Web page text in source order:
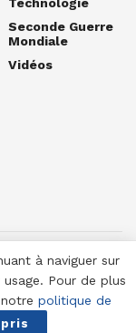
Seconde Guerre
Mondiale
Vidéos
à naviguer sur
Pour de plus
politique de